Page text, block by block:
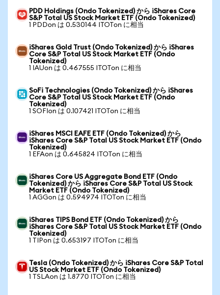
PDD Holdings (Ondo Tokenized) から iShares Core
S&P Total US Stock Market ETF (Ondo Tokenized)
1 PDDon は 0.530144 ITOTon に相当
iShares Gold Trust (Ondo Tokenized) から iShares
Core S&P Total US Stock Market ETF (Ondo
Tokenized)
1 IAUon は 0.467555 ITOTon に相当
SoFi Technologies (Ondo Tokenized) から iShares
Core S&P Total US Stock Market ETF (Ondo
Tokenized)
1 SOFIon は 0.107421 ITOTon に相当
iShares MSCI EAFE ETF (Ondo Tokenized) から
iShares Core S&P Total US Stock Market ETF (Ondo
Tokenized)
1 EFAon は 0.645824 ITOTon に相当
iShares Core US Aggregate Bond ETF (Ondo
Tokenized) から iShares Core S&P Total US Stock
Market ETF (Ondo Tokenized)
1 AGGon は 0.594974 ITOTon に相当
iShares TIPS Bond ETF (Ondo Tokenized) から
iShares Core S&P Total US Stock Market ETF (Ondo
Tokenized)
1 TIPon は 0.653197 ITOTon に相当
Tesla (Ondo Tokenized) から iShares Core S&P Total
US Stock Market ETF (Ondo Tokenized)
1 TSLAon は 1.8770 ITOTon に相当